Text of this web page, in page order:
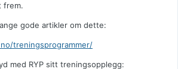
frem.
gode artikler om dette:
treningsprogrammer/
med RYP sitt treningsopplegg: